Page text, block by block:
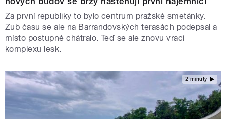
Za první republiky to bylo centrum pražské smetánky.
Zub času se ale na Barrandovských terasách podepsal a
místo postupně chátralo. Teď se ale znovu vrací
komplexu lesk.
2 minuty